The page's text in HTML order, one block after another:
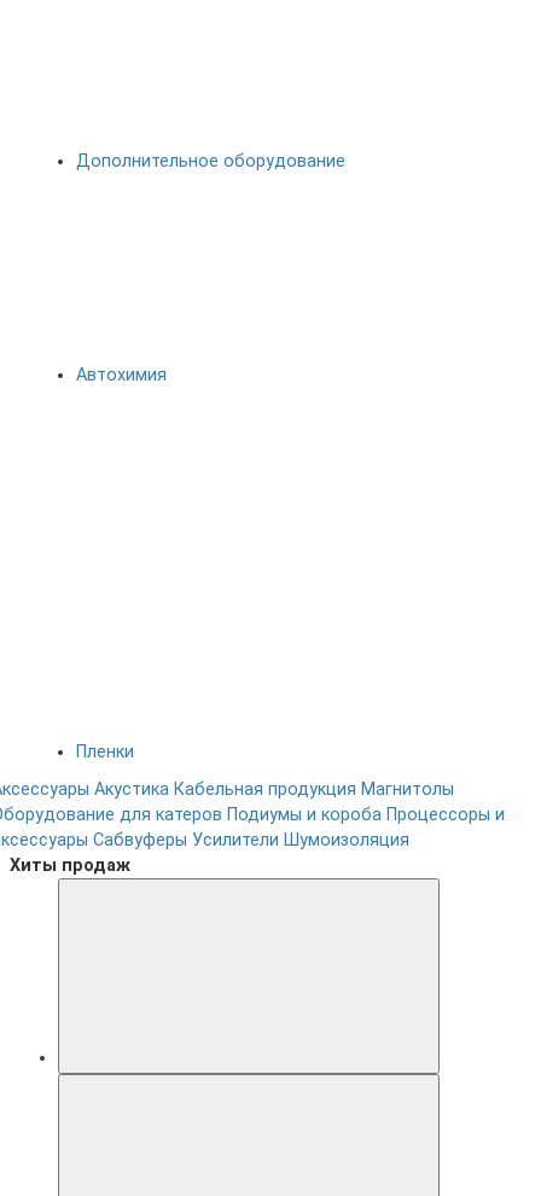
Дополнительное оборудование
Автохимия
Пленки
Акустика Кабельная продукция Магнитолы
для катеров Подиумы и короба Процессоры и
Сабвуферы Усилители Шумоизоляция
Хиты продаж